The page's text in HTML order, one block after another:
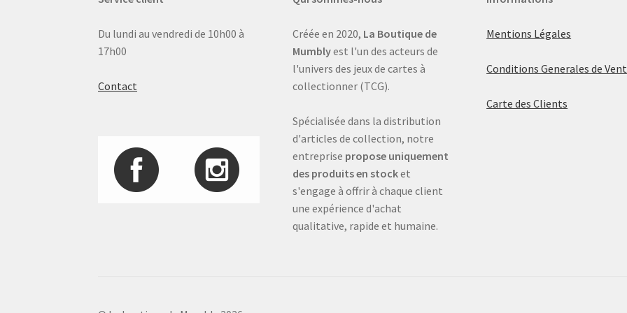
Du lundi au vendredi de 10h00 à
17h00
Contact
Créée en 2020, La Boutique de
Mumblyest l'un des acteurs de
l'univers des jeux de cartes à
collectionner (TCG).
Spécialisée dans la distribution
d'articles de collection, notre
entreprise propose uniquement
des produits en stocket
s'engage à offrir à chaque client
une expérience d'achat
qualitative, rapide et humaine.
Mentions Légales
Conditions Generales de
Carte des Clients